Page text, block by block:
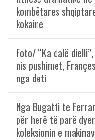
kombëtares
kokaine
Foto/ “Ka dalë
nis pushimet,
nga deti
Nga Bugatti te
për herë të parë
koleksionin e